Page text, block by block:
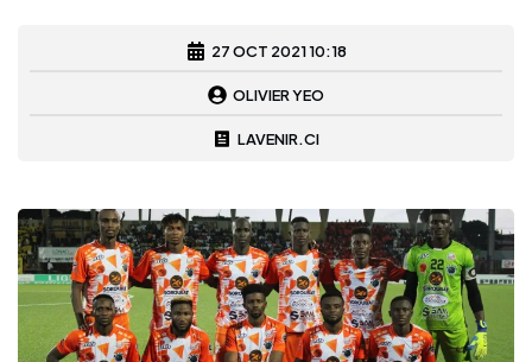
27 OCT 2021 10:18
OLIVIER YEO
LAVENIR.CI